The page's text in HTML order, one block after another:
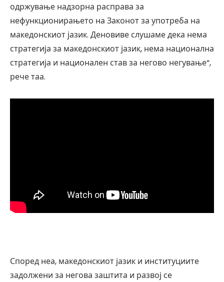
одржување надзорна расправа за
нефункционирањето на Законот за употреба на
македонскиот јазик. Деновиве слушаме дека нема
стратегија за македонскиот јазик, нема национална
стратегија и национален став за негово негување“,
рече таа.
Според неа, македонскиот јазик и институциите
задолжени за негова заштита и развој се